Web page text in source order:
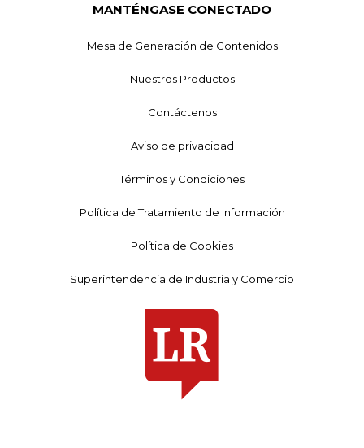
MANTÉNGASE CONECTADO
Mesa de Generación de Contenidos
Nuestros Productos
Contáctenos
Aviso de privacidad
Términos y Condiciones
Política de Tratamiento de Información
Política de Cookies
Superintendencia de Industria y Comercio